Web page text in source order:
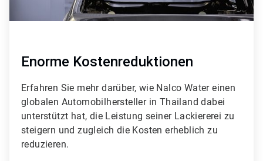
Enorme Kostenreduktionen
Erfahren Sie mehr darüber, wie Nalco Water einen
globalen Automobilhersteller in Thailand dabei
unterstützt hat, die Leistung seiner Lackiererei zu
steigern und zugleich die Kosten erheblich zu
reduzieren.